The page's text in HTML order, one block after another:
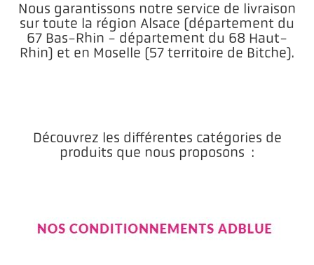
Nous garantissons notre service de livraison
sur toute la région Alsace (département du
67 Bas-Rhin - département du 68 Haut-
Rhin) et en Moselle (57 territoire de Bitche).
Découvrez les différentes catégories de
produits que nous proposons :